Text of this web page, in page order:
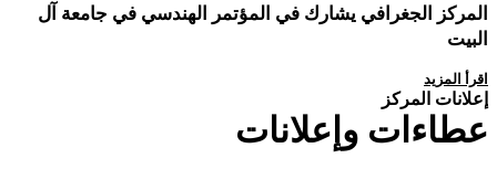
المركز الجغرافي يشارك في المؤتمر الهندسي في جامعة آل
البيت
اقرأ المزيد
إعلانات المركز
عطاءات وإعلانات